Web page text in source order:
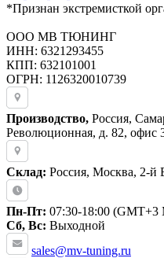
*Признан экстремисткой
ООО МВ ТЮНИНГ
ИНН: 6321293455
КПП: 632101001
ОГРН: 1126320010739
Производство, Россия,
Революционная, д. 82, офис
Склад: Россия, Москва, 2-й
Пн-Пт: 07:30-18:00
Сб, Вс: Выходной
sales@mv-tuning.ru